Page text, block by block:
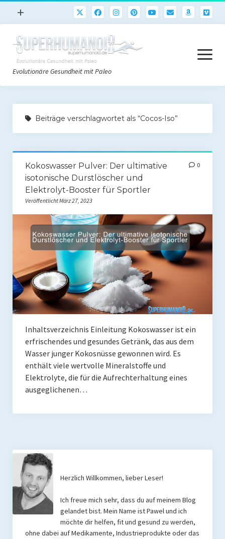
Menü
öffnen
+
Paleo
Rezepte
Sport
Gehirn
Freeletics
Podcast
English
Evolutionäre Gesundheit mit Paleo
Menü
öffnen
Paleo Start
Paleo Grundlagen 2.0
Einkaufsliste
Paleo-Einkaufsliste.de
Coaching
Shop
Paleo Ziel
Abnehmen mit Paleo
Zunehmen mit Paleo
Paleo Gehirn-Pflege
Paleo Fitness
Freeletics
Rezepte
Brainfood
Fermente
Fisch & Meeresfrüchte
Beiträge verschlagwortet als “Cocos-Iso”
Kokoswasser Pulver: Der ultimative
isotonische Durstlöscher und
Elektrolyt-Booster für Sportler
Veröffentlicht März 27, 2023
0
Inhaltsverzeichnis Einleitung Kokoswasser ist ein
erfrischendes und gesundes Getränk, das aus dem
Wasser junger Kokosnüsse gewonnen wird. Es
enthält viele wertvolle Mineralstoffe und
Elektrolyte, die für die Aufrechterhaltung eines
ausgeglichenen…
Herzlich Willkommen, lieber Leser!
Ich freue mich sehr, dass du auf meinem Blog
gelandet bist. Mein Name ist Pawel und ich
möchte dir helfen, fit und gesund zu werden,
ohne dabei auf Medikamente, Industrieprodukte oder das